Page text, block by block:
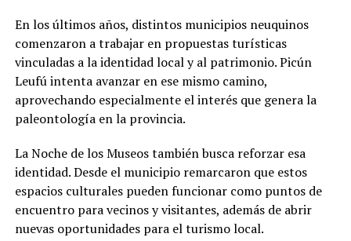
En los últimos años, distintos municipios neuquinos
comenzaron a trabajar en propuestas turísticas
vinculadas a la identidad local y al patrimonio. Picún
Leufú intenta avanzar en ese mismo camino,
aprovechando especialmente el interés que genera la
paleontología en la provincia.
La Noche de los Museos también busca reforzar esa
identidad. Desde el municipio remarcaron que estos
espacios culturales pueden funcionar como puntos de
encuentro para vecinos y visitantes, además de abrir
nuevas oportunidades para el turismo local.